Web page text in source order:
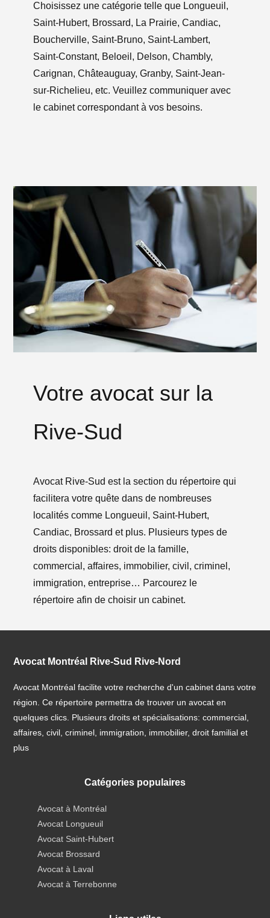
Choisissez une catégorie telle que Longueuil,
Saint-Hubert, Brossard, La Prairie, Candiac,
Boucherville, Saint-Bruno, Saint-Lambert,
Saint-Constant, Beloeil, Delson, Chambly,
Carignan, Châteauguay, Granby, Saint-Jean-
sur-Richelieu, etc. Veuillez communiquer avec
le cabinet correspondant à vos besoins.
Votre avocat sur la
Rive-Sud
Avocat Rive-Sud est la section du répertoire qui
facilitera votre quête dans de nombreuses
localités comme Longueuil, Saint-Hubert,
Candiac, Brossard et plus. Plusieurs types de
droits disponibles: droit de la famille,
commercial, affaires, immobilier, civil, criminel,
immigration, entreprise… Parcourez le
répertoire afin de choisir un cabinet.
Avocat Montréal Rive-Sud Rive-Nord
Avocat Montréal facilite votre recherche d'un cabinet dans votre
région. Ce répertoire permettra de trouver un avocat en
quelques clics. Plusieurs droits et spécialisations: commercial,
affaires, civil, criminel, immigration, immobilier, droit familial et
plus
Catégories populaires
Avocat à Montréal
Avocat Longueuil
Avocat Saint-Hubert
Avocat Brossard
Avocat à Laval
Avocat à Terrebonne